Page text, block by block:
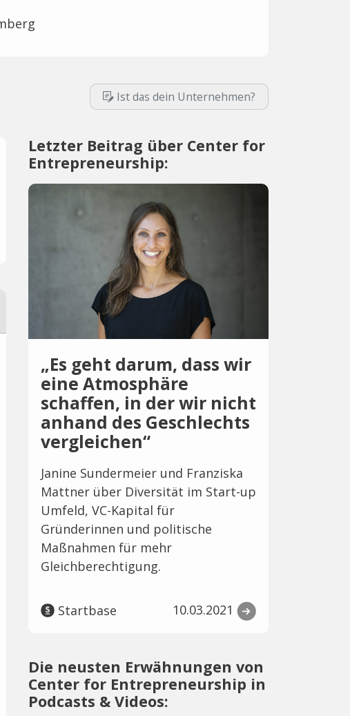
Ist das dein Unternehmen?
Letzter Beitrag über Center for
Entrepreneurship:
„Es geht darum, dass wir
eine Atmosphäre
schaffen, in der wir nicht
anhand des Geschlechts
vergleichen“
Janine Sundermeier und Franziska
Mattner über Diversität im Start-up
Umfeld, VC-Kapital für
Gründerinnen und politische
Maßnahmen für mehr
Gleichberechtigung.
Startbase 10.03.2021
Die neusten Erwähnungen von
Center for Entrepreneurship in
Podcasts & Videos: